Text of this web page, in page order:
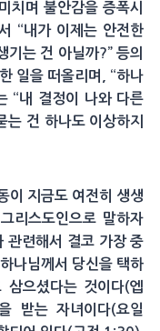
치며 불안감을 증폭시
“내가 이제는 안전한
기는 건 아닐까?” 등의
일을 떠올리며, “하나
“내 결정이 나와 다른
는 건 하나도 이상하지
이 지금도 여전히 생생
리스도인으로 말하자
관련해서 결코 가장 중
나님께서 당신을 택하
으셨다는 것이다(엡
받는 자녀이다(요일